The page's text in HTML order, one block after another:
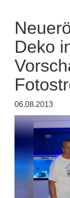
Deko
06.08.2013